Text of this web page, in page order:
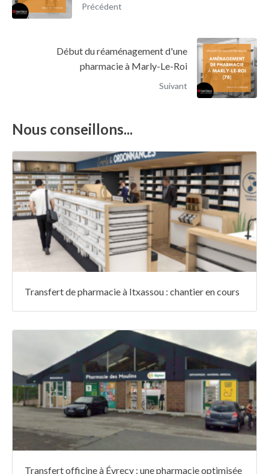
Précédent
Début du réaménagement d'une
pharmacie à Marly-Le-Roi
Suivant
Nous conseillons...
Transfert de pharmacie à Itxassou : chantier en cours
Transfert officine à Évrecy : une pharmacie optimisée